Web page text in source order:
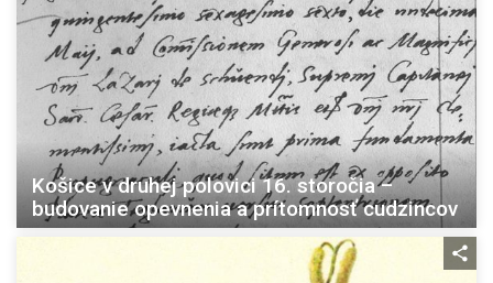
Košice v druhej polovici 16. storočia –
budovanie opevnenia a prítomnosť cudzincov